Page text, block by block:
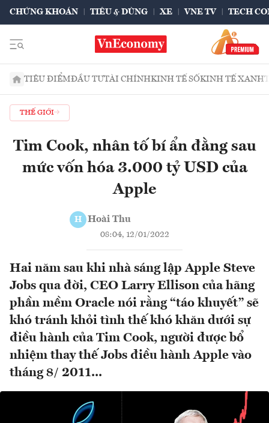
CHỨNG KHOÁN TIÊU & DÙNG XE VNE TV TECH
TIÊU ĐIỂMĐẦU TƯTÀI CHÍNHKINH TẾ SỐKINH TẾ XANH
THẾ GIỚI
Tim Cook, nhân tố bí ẩn đằng sau
mức vốn hóa 3.000 tỷ USD của
Apple
H Hoài Thu
08:04, 12/01/2022
Hai năm sau khi nhà sáng lập Apple Steve
Jobs qua đời, CEO Larry Ellison của hãng
phần mềm Oracle nói rằng “táo khuyết” sẽ
khó tránh khỏi tình thế khó khăn dưới sự
điều hành của Tim Cook, người được bổ
nhiệm thay thế Jobs điều hành Apple vào
tháng 8/ 2011...